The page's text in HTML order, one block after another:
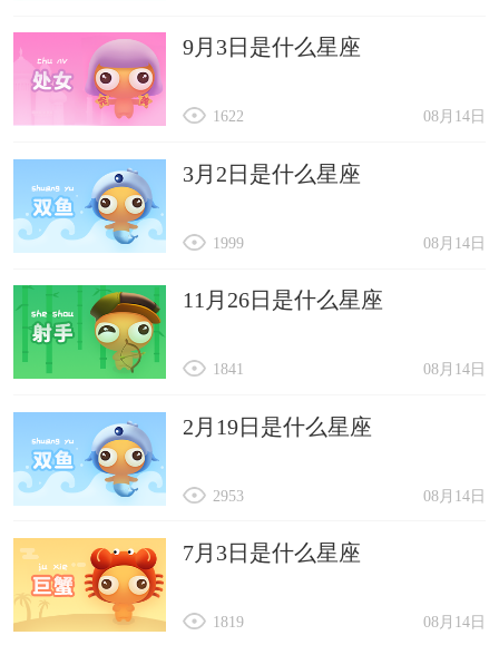
9月3日是什么星座
08月14日
1622
3月2日是什么星座
08月14日
1999
11月26日是什么星座
08月14日
1841
2月19日是什么星座
08月14日
2953
7月3日是什么星座
08月14日
1819